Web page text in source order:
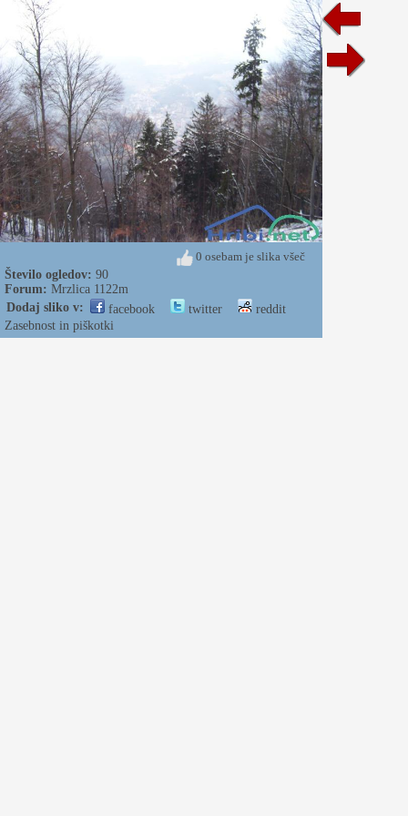
0 osebam je slika všeč
Število ogledov: 90
Forum: Mrzlica 1122m
Dodaj sliko v:
facebook twitter
reddit
Zasebnost in piškotki